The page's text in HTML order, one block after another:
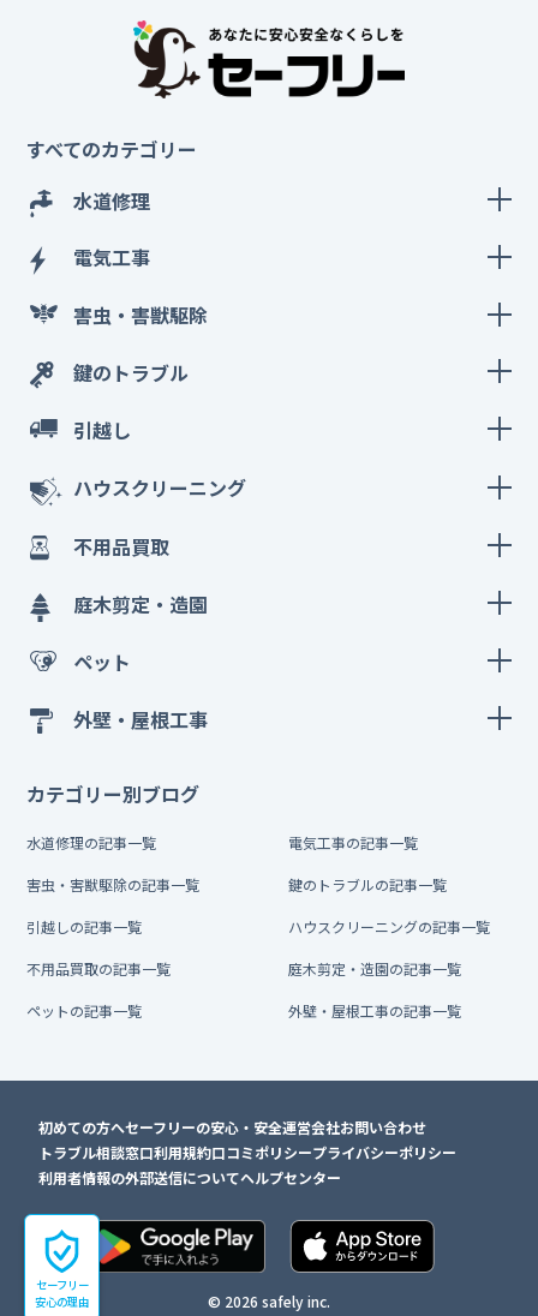
セーフリー
安心の理由
すべてのカテゴリー
水道修理
電気工事
害虫・害獣駆除
鍵のトラブル
引越し
ハウスクリーニング
不用品買取
庭木剪定・造園
ペット
外壁・屋根工事
カテゴリー別ブログ
水道修理の記事一覧 電気工事の記事一覧
害虫・害獣駆除の記事一覧 鍵のトラブルの記事一覧
引越しの記事一覧 ハウスクリーニングの記事一覧
不用品買取の記事一覧 庭木剪定・造園の記事一覧
ペットの記事一覧 外壁・屋根工事の記事一覧
初めての方へセーフリーの安心・安全運営会社お問い合わせ
トラブル相談窓口利用規約口コミポリシープライバシーポリシー
利用者情報の外部送信についてヘルプセンター
© 2026 safely inc.